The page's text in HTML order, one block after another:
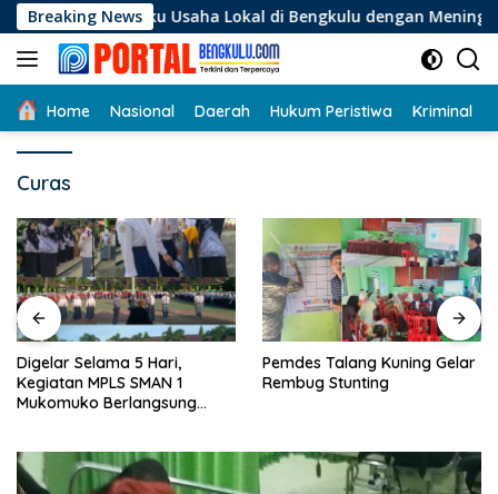
Langsung
ke
konten
Breaking News
Pelaku Usaha Lokal di Bengkulu dengan Meningkatkan
Home Nasional Daerah Hukum Peristiwa Kriminal
Curas
Digelar Selama 5 Hari,
Kegiatan MPLS SMAN 1
Mukomuko Berlangsung
Pemdes Talang Kuning Gelar
Rembug Stunting